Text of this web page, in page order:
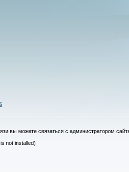
вы можете связаться с администратором
not installed)